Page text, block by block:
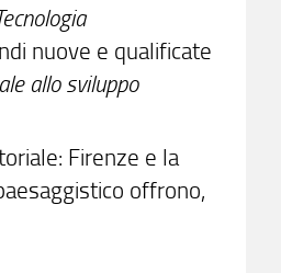
nuove e qualificate
allo sviluppo
Firenze e la
offrono,